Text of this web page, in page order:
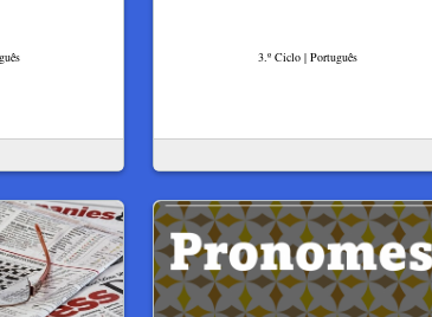
3.º Ciclo | Português